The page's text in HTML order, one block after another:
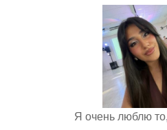
Я очень люблю